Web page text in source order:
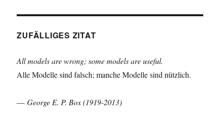
ZUFÄLLIGES ZITAT
All models are wrong; some models are useful.
Alle Modelle sind falsch; manche Modelle sind nützlich.
—George E. P. Box (1919-2013)